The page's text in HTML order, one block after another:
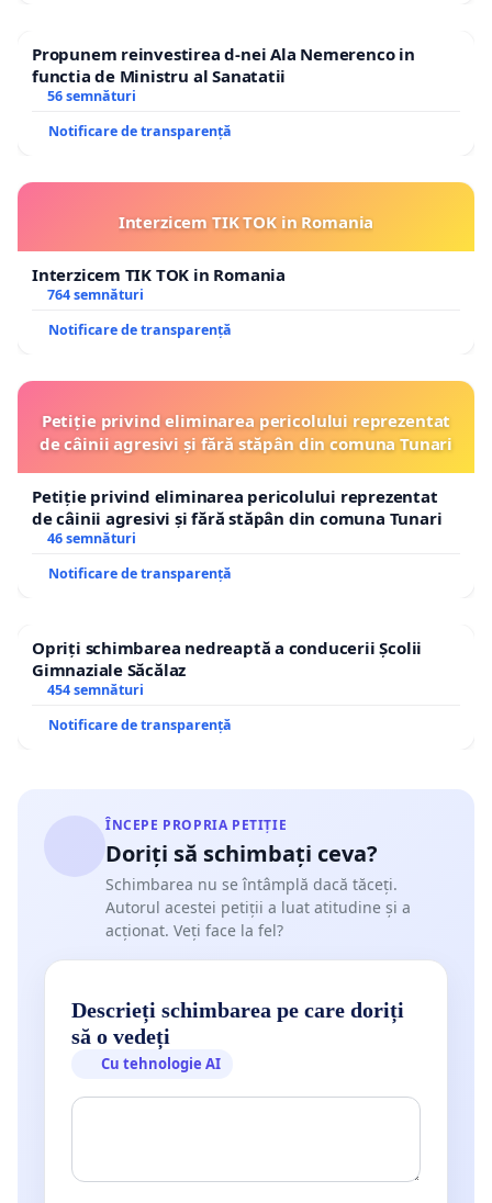
Propunem reinvestirea d-nei Ala Nemerenco in
functia de Ministru al Sanatatii
56 semnături
Notificare de transparență
Interzicem TIK TOK in Romania
Interzicem TIK TOK in Romania
764 semnături
Notificare de transparență
Petiție privind eliminarea pericolului reprezentat
de câinii agresivi și fără stăpân din comuna Tunari
Petiție privind eliminarea pericolului reprezentat
de câinii agresivi și fără stăpân din comuna Tunari
46 semnături
Notificare de transparență
Opriți schimbarea nedreaptă a conducerii Școlii
Gimnaziale Săcălaz
454 semnături
Notificare de transparență
ÎNCEPE PROPRIA PETIȚIE
Doriți să schimbați ceva?
Schimbarea nu se întâmplă dacă tăceți.
Autorul acestei petiții a luat atitudine și a
acționat. Veți face la fel?
Descrieți schimbarea pe care doriți
să o vedeți
Cu tehnologie AI